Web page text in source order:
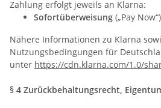
Zahlung erfolgt jeweils an Klarna:
Sofortüberweisung („Pay Now“)
Nähere Informationen zu Klarna
Nutzungsbedingungen für
unter https://cdn.klarna.com/1.0/
§ 4 Zurückbehaltungsrecht ,